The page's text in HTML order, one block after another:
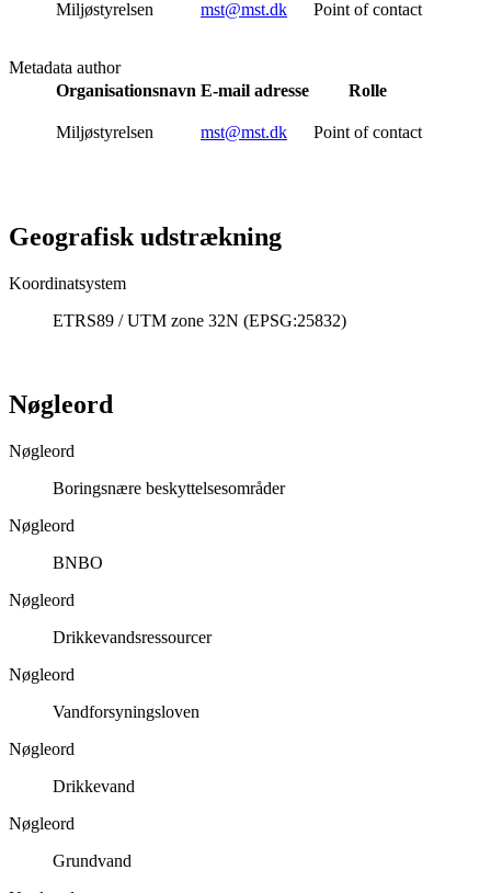
Miljøstyrelsen mst@mst.dk Point of contact
Metadata author
Organisationsnavn E-mail adresse Rolle
Miljøstyrelsen mst@mst.dk Point of contact
Geografisk udstrækning
Koordinatsystem
ETRS89 / UTM zone 32N (EPSG:25832)
Nøgleord
Nøgleord
Boringsnære beskyttelsesområder
Nøgleord
BNBO
Nøgleord
Drikkevandsressourcer
Nøgleord
Vandforsyningsloven
Nøgleord
Drikkevand
Nøgleord
Grundvand